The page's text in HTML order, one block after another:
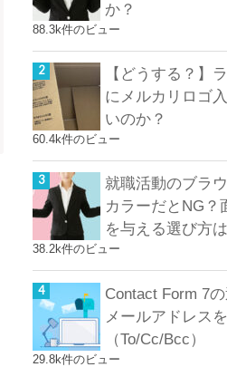
か？
88.3k件のビュー
【どうする？】
にメルカリロゴ
いのか？
60.4k件のビュー
就職活動のブラ
カラーだとNG？
を与える選び方
38.2k件のビュー
Contact Form 7
メールアドレス
（To/Cc/Bcc）
29.8k件のビュー